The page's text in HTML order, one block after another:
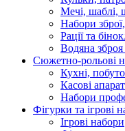
Мечі, шаблі,
Набори
Рації та
Водяна зброя
Сюжетно-рольові
Кухні,
Касові
Набори
Фігурки та ігрові
Ігрові набори